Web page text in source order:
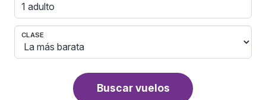
1 adulto
CLASE
Buscar vuelos